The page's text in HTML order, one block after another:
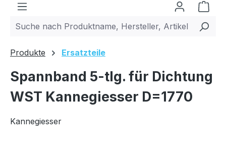
Produkte Ersatzteile
Spannband 5-tlg. für Dichtung
WST Kannegiesser D=1770
Kannegiesser